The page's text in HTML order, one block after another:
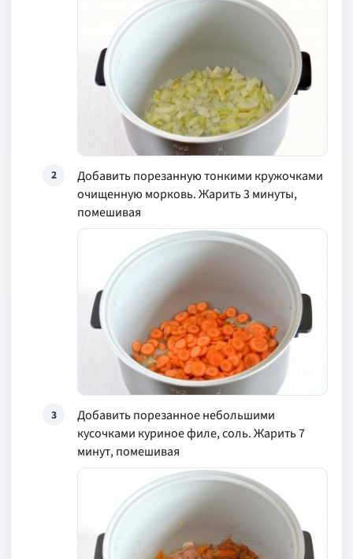
2
Добавить порезанную тонкими кружочками
очищенную морковь. Жарить 3 минуты,
помешивая
3
Добавить порезанное небольшими
кусочками куриное филе, соль. Жарить 7
минут, помешивая